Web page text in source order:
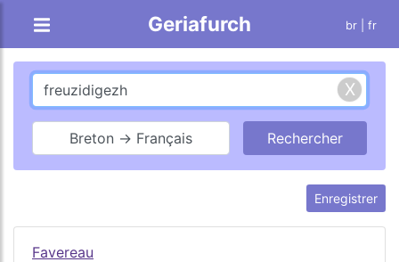
Geriafurch br | fr
Breton → Français
Enregistrer
Favereau